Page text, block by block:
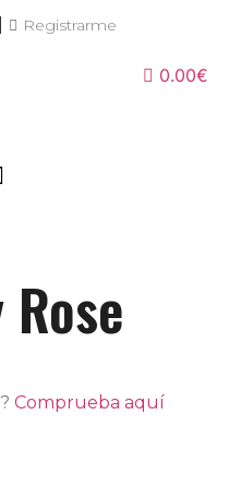
Registrarme
0.00€
Comprueba aquí